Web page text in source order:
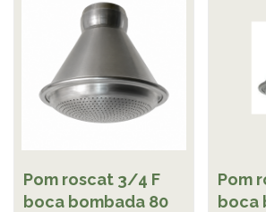
Pom roscat 3/4 F
boca bombada 80
Pom
boca